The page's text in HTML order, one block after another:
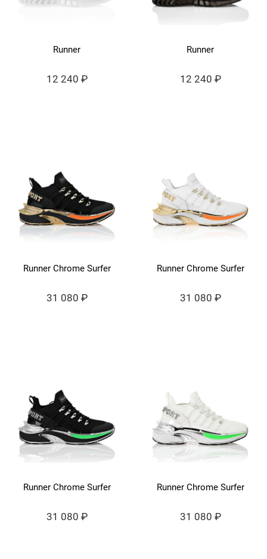
Runner
12 240 ₽
Runner
12 240 ₽
Runner Chrome Surfer
31 080 ₽
Runner Chrome Surfer
31 080 ₽
Runner Chrome Surfer
31 080 ₽
Runner Chrome Surfer
31 080 ₽